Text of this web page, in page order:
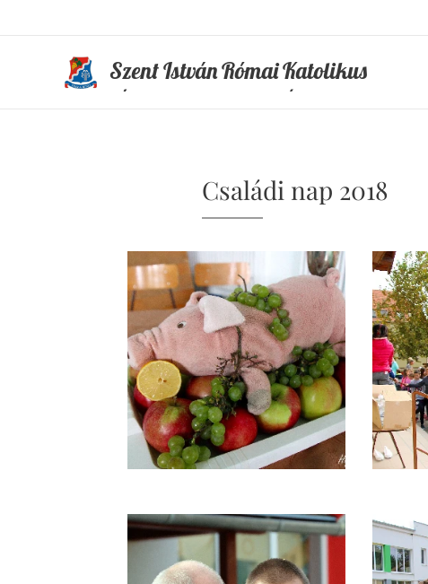
Szent István Római Katolikus
Családi nap 2018